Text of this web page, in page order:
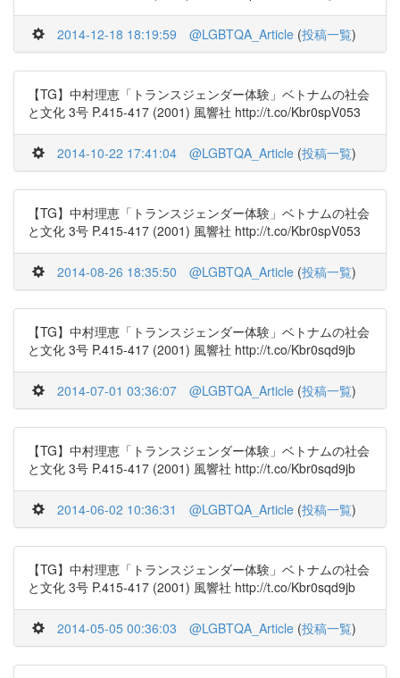
2014-12-18 18:19:59 @LGBTQA_Article (投稿一覧)
【TG】中村理恵「トランスジェンダー体験」ベトナムの社会
と文化 3号 P.415-417 (2001) 風響社 http://t.co/Kbr0spV053
2014-10-22 17:41:04 @LGBTQA_Article (投稿一覧)
【TG】中村理恵「トランスジェンダー体験」ベトナムの社会
と文化 3号 P.415-417 (2001) 風響社 http://t.co/Kbr0spV053
2014-08-26 18:35:50 @LGBTQA_Article (投稿一覧)
【TG】中村理恵「トランスジェンダー体験」ベトナムの社会
と文化 3号 P.415-417 (2001) 風響社 http://t.co/Kbr0sqd9jb
2014-07-01 03:36:07 @LGBTQA_Article (投稿一覧)
【TG】中村理恵「トランスジェンダー体験」ベトナムの社会
と文化 3号 P.415-417 (2001) 風響社 http://t.co/Kbr0sqd9jb
2014-06-02 10:36:31 @LGBTQA_Article (投稿一覧)
【TG】中村理恵「トランスジェンダー体験」ベトナムの社会
と文化 3号 P.415-417 (2001) 風響社 http://t.co/Kbr0sqd9jb
2014-05-05 00:36:03 @LGBTQA_Article (投稿一覧)